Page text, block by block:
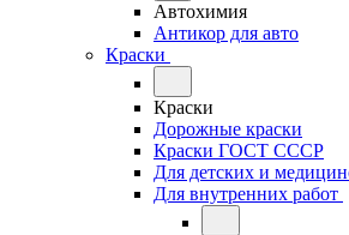
Автохимия
Антикор для авто
Краски
Краски
Дорожные краски
Краски ГОСТ СССР
Для детских и
Для внутренних работ